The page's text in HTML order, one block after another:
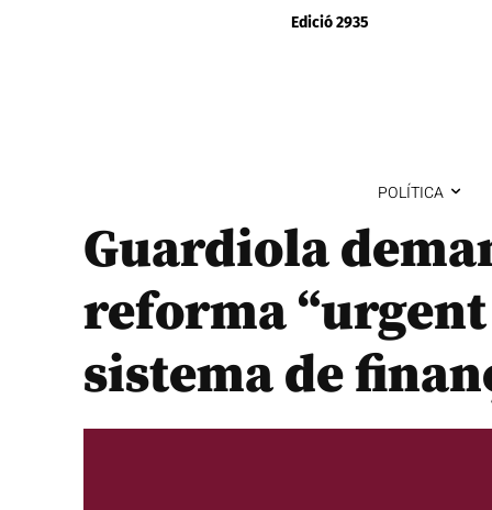
Edició 2935
POLÍTICA
Guardiola
reforma
sistema de